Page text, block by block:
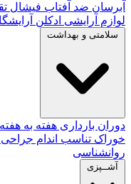
آبرسان ضد آفتاب فیشال
لوازم آرایشی ادکلن
سلامتی و بهداشت
دوران بارداری هفته به
خوراک تناسب اندام جراحی
روانشناسی
آشــپزی